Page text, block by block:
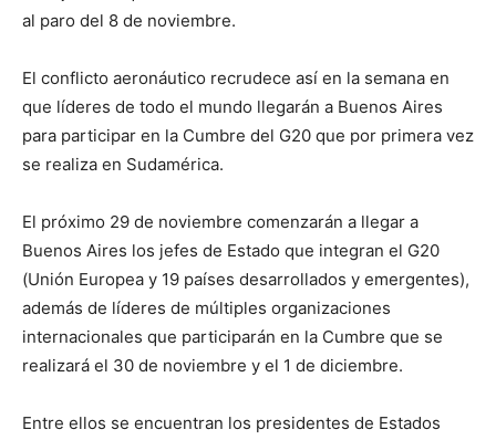
al paro del 8 de noviembre.
El conflicto aeronáutico recrudece así en la semana en
que líderes de todo el mundo llegarán a Buenos Aires
para participar en la Cumbre del G20 que por primera vez
se realiza en Sudamérica.
El próximo 29 de noviembre comenzarán a llegar a
Buenos Aires los jefes de Estado que integran el G20
(Unión Europea y 19 países desarrollados y emergentes),
además de líderes de múltiples organizaciones
internacionales que participarán en la Cumbre que se
realizará el 30 de noviembre y el 1 de diciembre.
Entre ellos se encuentran los presidentes de Estados